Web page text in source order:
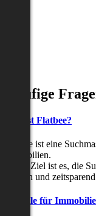
Häufige
Was ist Flatbee?
Flatbee ist eine
Immobilien.
Unser Ziel ist es, die
einfach und
Vorteile für